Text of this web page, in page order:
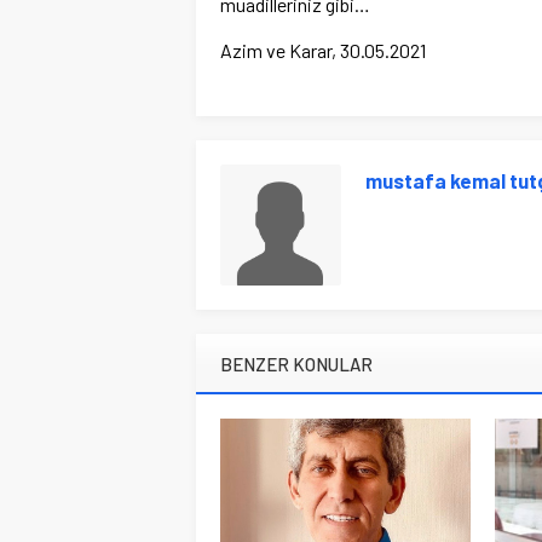
Azim ve Karar, 30.05.2021
mustafa kemal
BENZER KONULAR